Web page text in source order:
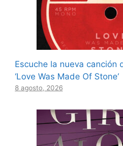
Escuche la nueva canción
‘Love Was Made Of Stone’
8 agosto, 2026